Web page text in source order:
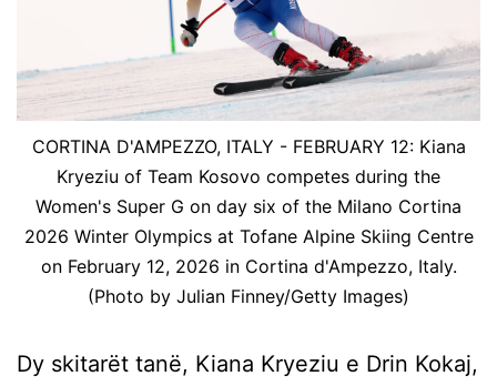
CORTINA D'AMPEZZO, ITALY - FEBRUARY 12: Kiana
Kryeziu of Team Kosovo competes during the
Women's Super G on day six of the Milano Cortina
2026 Winter Olympics at Tofane Alpine Skiing Centre
on February 12, 2026 in Cortina d'Ampezzo, Italy.
(Photo by Julian Finney/Getty Images)
Dy skitarët tanë, Kiana Kryeziu e Drin Kokaj,